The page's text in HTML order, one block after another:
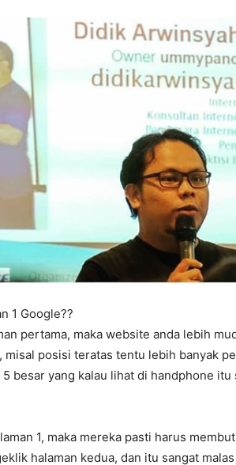
1 Google??
pertama, maka website anda lebih
misal posisi teratas tentu lebih banyak
besar yang kalau lihat di handphone
1, maka mereka pasti harus
halaman kedua, dan itu sangat